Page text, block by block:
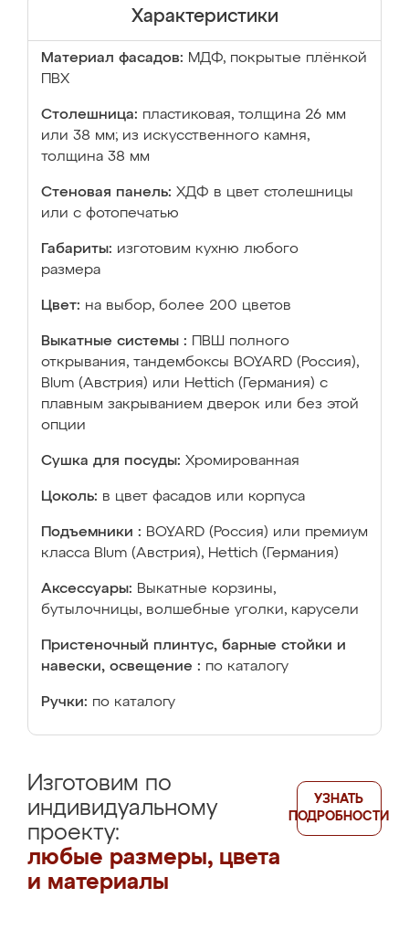
Характеристики
Материал фасадов: МДФ, покрытые плёнкой
ПВХ
Столешница: пластиковая, толщина 26 мм
или 38 мм; из искусственного камня,
толщина 38 мм
Стеновая панель: ХДФ в цвет столешницы
или с фотопечатью
Габариты: изготовим кухню любого
размера
Цвет: на выбор, более 200 цветов
Выкатные системы :
ПВШ полного
открывания, тандембоксы BOYARD (Россия),
Blum (Австрия) или Hettich (Германия) с
плавным закрыванием дверок или без этой
опции
Сушка для посуды: Хромированная
Цоколь: в цвет фасадов или корпуса
Подъемники : BOYARD (Россия) или премиум
класса Blum (Австрия), Hettich (Германия)
Аксессуары: Выкатные корзины,
бутылочницы, волшебные уголки, карусели
Пристеночный плинтус, барные стойки и
навески, освещение : по каталогу
Ручки: по каталогу
Изготовим по
индивидуальному
проекту:
любые размеры, цвета
и материалы
УЗНАТЬ
ПОДРОБНОСТИ